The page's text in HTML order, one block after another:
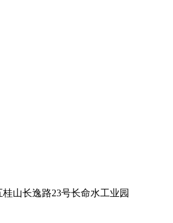
山长逸路23号长命水工业园